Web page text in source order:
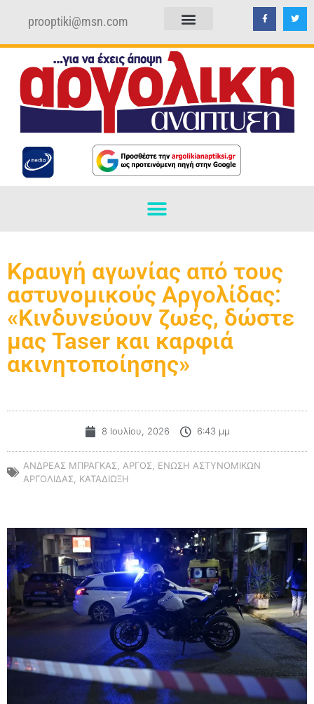
prooptiki@msn.com
Κραυγή αγωνίας από τους
αστυνομικούς Αργολίδας:
«Κινδυνεύουν ζωές, δώστε
μας Taser και καρφιά
ακινητοποίησης»
8 Ιουλίου, 2026 6:43 μμ
ΑΝΔΡΕΑΣ ΜΠΡΑΓΚΑΣ, ΑΡΓΟΣ, ΕΝΩΣΗ ΑΣΤΥΝΟΜΙΚΩΝ
ΑΡΓΟΛΙΔΑΣ, ΚΑΤΑΔΙΩΞΗ